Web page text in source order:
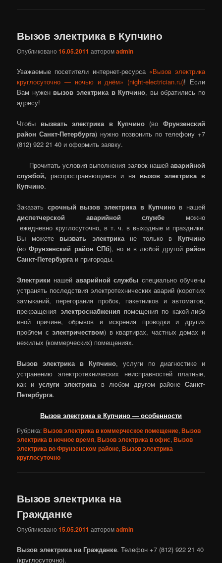
Вызов электрика в Купчино
Опубликовано16.05.2011 авторомadmin
Уважаемые посетители интернет-ресурса «Вызов электрика
круглосуточно — ночью и днём» (night-electrician.ru)! Если
Вам нуженвызов электрика в Купчино, вы обратились по
адресу!
Чтобы вызвать электрика в Купчино(во Фрунзенский
район Санкт-Петербурга) нужно позвонить по телефону +7
(812) 922 21 40 и оформить заявку.
Прочитать условия выполнения заявок нашей аварийной
службой, распространяющиеся и на вызов электрика в
Купчино.
Заказать срочный вызов электрика в Купчинов нашей
диспетчерской аварийной службе можно
ежедневно круглосуточно, в т. ч. в выходные и праздники.
Вы можете вызвать электрикане только в Купчино
(во Фрунзенский район СПб), но и в любой другой район
Санкт-Петербургаи пригороды.
Электрики нашей аварийной службы специально обучены
устранять последствия электротехнических аварий (коротких
замыканий, перегорания пробок, пакетников и автоматов,
прекращения электроснабжения помещения по какой-либо
иной причине, обрывов и искрения проводки и других
проблем сэлектричеством) в квартирах, частных домах и
нежилых (коммерческих) помещениях.
Вызов электрика в Купчино, услуги по диагностике и
устранению электротехнических неисправностей платные,
как иуслуги электрикав любом другом районе Санкт-
Петербурга.
Вызов электрика в Купчино — особенности
Рубрика:Вызов электрика в коммерческое помещение,Вызов
электрика в ночное время,Вызов электрика в офис,Вызов
электрика во Фрунзенском районе,Вызов электрика
круглосуточно
Вызов электрика на
Гражданке
Опубликовано15.05.2011 авторомadmin
Вызов электрика на Гражданке. Телефон +7 (812) 922 21 40
(круглосуточно).